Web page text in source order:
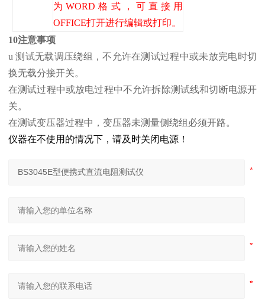
为WORD格式，可直接用
OFFICE打开进行编辑或打印。
10注意事项
u 测试无载调压绕组，不允许在测试过程中或未放完电时切
换无载分接开关。
在测试过程中或放电过程中不允许拆除测试线和切断电源开
关。
在测试变压器过程中，变压器未测量侧绕组必须开路。
仪器在不使用的情况下，请及时关闭电源！